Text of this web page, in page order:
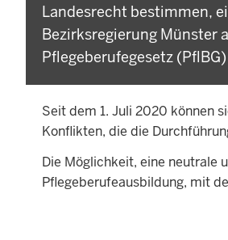
Landesrecht bestimmen,
Bezirksregierung Münster
Pflegeberufegesetz
Seit dem 1. Juli 2020 können
Konflikten, die die
Die Möglichkeit, eine neutrale
Pflegeberufeausbildung, mit